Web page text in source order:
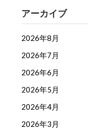
アーカイブ
2026年8月
2026年7月
2026年6月
2026年5月
2026年4月
2026年3月